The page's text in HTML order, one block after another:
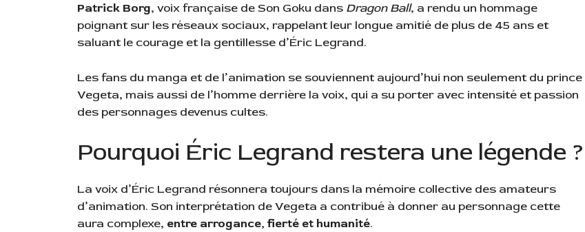
Patrick Borg, voix française de Son Goku dans Dragon Ball, a rendu un hommage
poignant sur les réseaux sociaux, rappelant leur longue amitié de plus de 45 ans et
saluant le courage et la gentillesse d’Éric Legrand.
Les fans du manga et de l’animation se souviennent aujourd’hui non seulement du prince
Vegeta, mais aussi de l’homme derrière la voix, qui a su porter avec intensité et passion
des personnages devenus cultes.
Pourquoi Éric Legrand restera une légende ?
La voix d’Éric Legrand résonnera toujours dans la mémoire collective des amateurs
d’animation. Son interprétation de Vegeta a contribué à donner au personnage cette
aura complexe, entre arrogance, fierté et humanité.